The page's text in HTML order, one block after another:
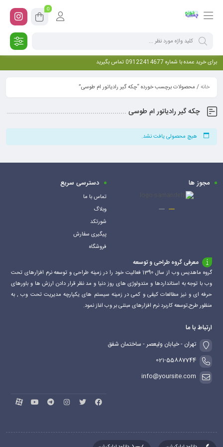
0
برای خرید عمده با شماره 09122414677 تماس بگیرید
خانه/ محصولات برچسب خورده “چکه گیر رادیاتور ام طوسی”
چکه گیر رادیاتور ام طوسی
هیچ محصولی یافت نشد.
مجوز ها دسترسی سریع
تماس با ما
وبلاگ
شورتکد
پیگیری سفارش
فروشگاه
معرفی گروه طراحی و توسعه
گروه ماهدیس وب از سال 1390 فعالیت خود را در زمینه طراحی و توسعه نرم افزارهای تحت
وب با توجه به استانداردها و متدولوژی های روز دنیا و مد نظر قرار دادن ارزش ها و باورهای
حرفه ای و نیز مطالعات کیفی و کمی در زمینه سیستم های یکپارچه مدیریت تحت وب , به
منظور طرح,توسعه کاربرد نرم افزارهای مبتنی بر وب اغاز نمود.
ارتباط با ما
تهران - خیابان ولیعصر - ساختمان شفق
021-55887744
info@yoursite.com